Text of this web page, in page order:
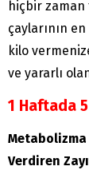
hiçbir zaman
çaylarının
kilo
ve yararlı
1 Haftada
Metabolizma
Verdiren